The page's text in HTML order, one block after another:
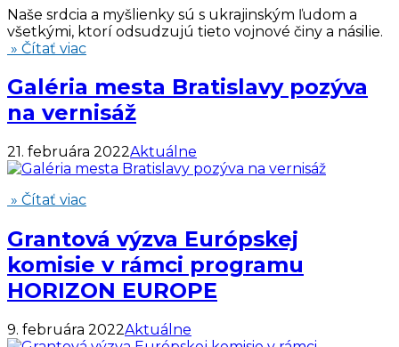
Naše srdcia a myšlienky sú s ukrajinským ľudom a
všetkými, ktorí odsudzujú tieto vojnové činy a násilie.
» Čítať viac
Galéria mesta Bratislavy pozýva
na vernisáž
21. februára 2022Aktuálne
» Čítať viac
Grantová výzva Európskej
komisie v rámci programu
HORIZON EUROPE
9. februára 2022Aktuálne